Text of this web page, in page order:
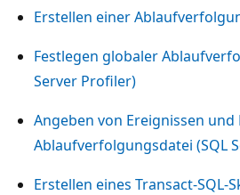
Erstellen einer
Festlegen globaler
Server Profiler)
Angeben von Ereignissen
Ablaufverfolgungsdatei (SQL
Erstellen eines Transact-SQL-